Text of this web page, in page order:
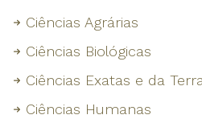
Ciências Agrárias
Ciências Biológicas
Ciências Exatas e da Terra
Ciências Humanas